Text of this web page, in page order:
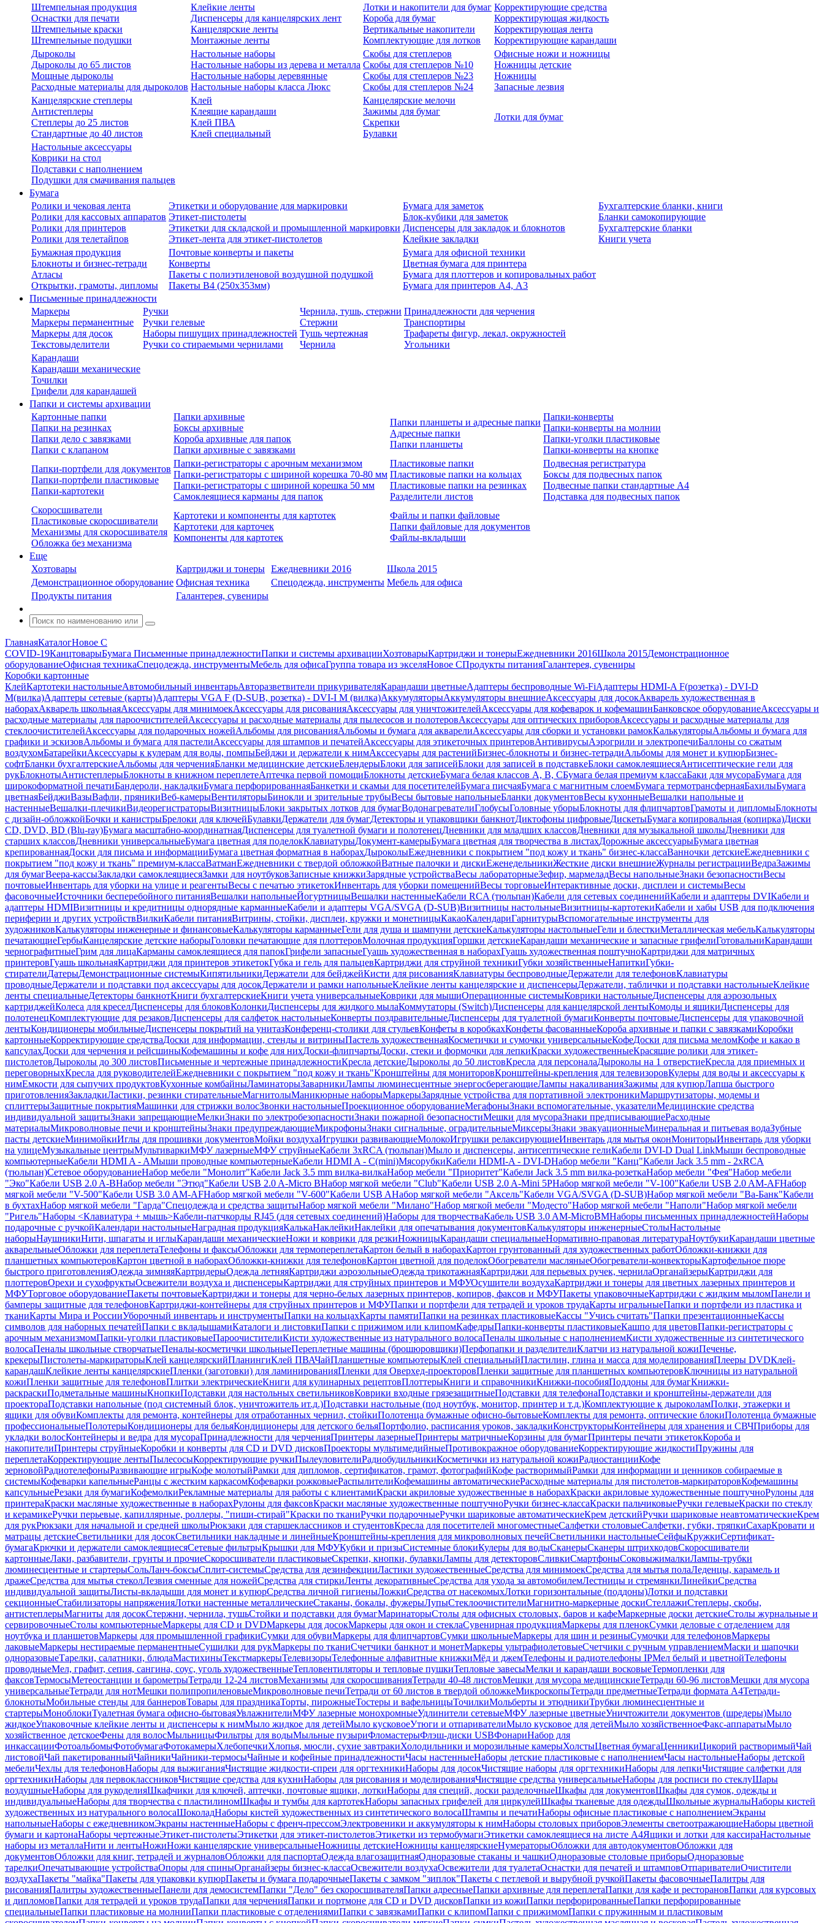
Штемпельная продукция
Оснастки для печати
Штемпельные краски
Штемпельные подушки
Клейкие ленты
Диспенсеры для канцелярских лент
Канцелярские ленты
Монтажные ленты
Лотки и накопители для бумаг
Короба для бумаг
Вертикальные накопители
Комплектующие для лотков
Корректирующие средства
Корректирующая жидкость
Корректирующая лента
Корректирующие карандаши
Дыроколы
Дыроколы до 65 листов
Мощные дыроколы
Расходные материалы для дыроколов
Настольные наборы
Настольные наборы из дерева и металла
Настольные наборы деревянные
Настольные наборы класса Люкс
Скобы для степлеров
Скобы для степлеров №10
Скобы для степлеров №23
Скобы для степлеров №24
Офисные ножи и ножницы
Ножницы детские
Ножницы
Запасные лезвия
Канцелярские степлеры
Антистеплеры
Степлеры до 25 листов
Стандартные до 40 листов
Клей
Клеящие карандаши
Клей ПВА
Клей специальный
Канцелярские мелочи
Зажимы для бумаг
Скрепки
Булавки
Лотки для бумаг
Настольные аксессуары
Коврики на стол
Подставки с наполнением
Подушки для смачивания пальцев
Бумага
Ролики и чековая лента
Ролики для кассовых аппаратов
Ролики для принтеров
Ролики для телетайпов
Этикетки и оборудование для маркировки
Этикет-пистолеты
Этикетки для складской и промышленной маркировки
Этикет-лента для этикет-пистолетов
Бумага для заметок
Блок-кубики для заметок
Диспенсеры для закладок и блокнотов
Клейкие закладки
Бухгалтерские бланки, книги
Бланки самокопирующие
Бухгалтерские бланки
Книги учета
Бумажная продукция
Блокноты и бизнес-тетради
Атласы
Открытки, грамоты, дипломы
Почтовые конверты и пакеты
Конверты
Пакеты с полиэтиленовой воздушной подушкой
Пакеты В4 (250х353мм)
Бумага для офисной техники
Цветная бумага для принтера
Бумага для плоттеров и копировальных работ
Бумага для принтеров А4, А3
Письменные принадлежности
Маркеры
Маркеры перманентные
Маркеры для досок
Текстовыделители
Ручки
Ручки гелевые
Наборы пишущих принадлежностей
Ручки со стираемыми чернилами
Чернила, тушь, стержни
Стержни
Тушь чертежная
Чернила
Принадлежности для черчения
Транспортиры
Трафареты фигур, лекал, окружностей
Угольники
Карандаши
Карандаши механические
Точилки
Грифели для карандашей
Папки и системы архивации
Картонные папки
Папки на резинках
Папки дело с завязками
Папки с клапаном
Папки архивные
Боксы архивные
Короба архивные для папок
Папки архивные с завязками
Папки планшеты и адресные папки
Адресные папки
Папки планшеты
Папки-конверты
Папки-конверты на молнии
Папки-уголки пластиковые
Папки-конверты на кнопке
Папки-портфели для документов
Папки-портфели пластиковые
Папки-картотеки
Папки-регистраторы с арочным механизмом
Папки-регистраторы с шириной корешка 70-80 мм
Папки-регистраторы с шириной корешка 50 мм
Самоклеящиеся карманы для папок
Пластиковые папки
Пластиковые папки на кольцах
Пластиковые папки на резинках
Разделители листов
Подвесная регистратура
Боксы для подвесных папок
Подвесные папки стандартные А4
Подставка для подвесных папок
Скоросшиватели
Пластиковые скоросшиватели
Механизмы для скоросшивателя
Обложка без механизма
Картотеки и компоненты для картотек
Картотеки для карточек
Компоненты для картотек
Файлы и папки файловые
Папки файловые для документов
Файлы-вкладыши
Еще
Хозтовары
Картриджи и тонеры Ежедневники 2016
Школа 2015
Демонстрационное оборудование Офисная техника Спецодежда, инструменты Мебель для офиса
Продукты питания
Галантерея, сувениры
ГлавнаяКаталогНовое С
COVID-19КанцтоварыБумага Письменные принадлежностиПапки и системы архивацииХозтоварыКартриджи и тонерыЕжедневники 2016Школа 2015Демонстрационное
оборудованиеОфисная техникаСпецодежда, инструментыМебель для офисаГруппа товара из экселяНовое СПродукты питанияГалантерея, сувениры
Коробки картонные
КлейКартотеки настольныеАвтомобильный инвентарьАвторазветвители прикуривателяКарандаши цветныеАдаптеры беспроводные Wi-FiАдаптеры HDMI-A F(розетка) - DVI-D
M(вилка)Адаптеры сетевые (карты)Адаптеры VGA F (D-SUB, розетка) - DVI-I M (вилка)АккумуляторыАккумуляторы внешниеАксессуары для досокАкварель художественная в
наборахАкварель школьнаяАксессуары для минимоекАксессуары для рисованияАксессуары для уничтожителейАксессуары для кофеварок и кофемашинБанковское оборудованиеАксессуары и
расходные материалы для пароочистителейАксессуары и расходные материалы для пылесосов и полотеровАксессуары для оптических приборовАксессуары и расходные материалы для
стеклоочистителейАксессуары для подарочных ножейАльбомы для рисованияАльбомы и бумага для акварелиАксессуары для сборки и установки рамокКалькуляторыАльбомы и бумага для
графики и эскизовАльбомы и бумага для пастелиАксессуары для штампов и печатейАксессуары для этикеточных принтеровАнтивирусыАэрогрили и электропечиБаллоны со сжатым
воздухомБатарейкиАксессуары к кулерам для воды, помпыБейджи и держатели к нимАкссесуары для растенийБизнес-блокноты и бизнес-тетрадиАльбомы для монет и купюрБизнес-
софтБланки бухгалтерскиеАльбомы для черченияБланки медицинские детскиеБлендерыБлоки для записейБлоки для записей в подставкеБлоки самоклеящиесяАнтисептические гели для
рукБлокнотыАнтистеплерыБлокноты в книжном переплетеАптечка первой помощиБлокноты детскиеБумага белая классов А, В, СБумага белая премиум классаБаки для мусораБумага для
широкоформатной печатиБандероли, накладкиБумага перфорированнаяБанкетки и скамьи для посетителейБумага писчаяБумага с магнитным слоемБумага термотрансфернаяБахилыБумага
цветнаяБейджиВазыВафли, пряникиВеб-камерыВентиляторыБинокли и зрительные трубыВесы бытовые напольныеБланки документовВесы кухонныеВешалки напольные и
настенныеВешалки-плечикиВидеорегистраторыВизитницыБлоки закрытых лотков для бумагВодонагревателиГлобусыГоловные уборыБлокноты для флипчартовГрамоты и дипломыБлокноты
с дизайн-обложкойБочки и канистрыБрелоки для ключейБулавкиДержатели для бумагДетекторы и упаковщики банкнотДиктофоны цифровыеДискетыБумага копировальная (копирка)Диски
CD, DVD, BD (Blu-ray)Бумага масштабно-координатнаяДиспенсеры для туалетной бумаги и полотенецДневники для младших классовДневники для музыкальной школыДневники для
старших классовДневники универсальныеБумага цветная для поделокКлавиатурыДокумент-камерыБумага цветная для творчества в листахДорожные аксессуарыБумага цветная
крепированнаяДоски для письма и информацииБумага цветная форматная в наборахДыроколыЕжедневники с покрытием "под кожу и ткань" бизнес-классаВанночки детскиеЕжедневники с
покрытием "под кожу и ткань" премиум-классаВатманЕжедневники с твердой обложкойВатные палочки и дискиЕженедельникиЖесткие диски внешниеЖурналы регистрацииВедраЗажимы
для бумагВеера-кассыЗакладки самоклеящиесяЗамки для ноутбуковЗаписные книжкиЗарядные устройстваВесы лабораторныеЗефир, мармеладВесы напольныеЗнаки безопасностиВесы
почтовыеИнвентарь для уборки на улице и реагентыВесы с печатью этикетокИнвентарь для уборки помещенийВесы торговыеИнтерактивные доски, дисплеи и системыВесы
фасовочныеИсточники бесперебойного питанияВешалки напольныеЙогуртницыВешалки настенныеКабели RCA (тюльпан)Кабели для сетевых соединенийКабели и адаптеры DVIКабели и
адаптеры HDMIВизитницы и кредитницы однорядные карманныеКабели и адаптеры VGA/SVGA (D-SUB)Визитницы настольныеВизитницы-картотекиКабели и хабы USB для подключения
периферии и других устройствВилкиКабели питанияВитрины, стойки, дисплеи, кружки и монетницыКакаоКалендариГарнитурыВспомогательные инструменты для
художниковКалькуляторы инженерные и финансовыеКалькуляторы карманныеГели для душа и шампуни детскиеКалькуляторы настольныеГели и блесткиМеталлическая мебельКалькуляторы
печатающиеГербыКанцелярские детские наборыГоловки печатающие для плоттеровМолочная продукцияГоршки детскиеКарандаши механические и запасные грифелиГотовальниКарандаши
чернографитныеГрим для лицаКарманы самоклеящиеся для папокГрифели запасныеГуашь художественная в наборахГуашь художественная поштучноКартриджи для матричных
принтеровГуашь школьнаяКартриджи для принтеров этикетокГубка и гель для пальцевКартриджи для струйной техникиГубки хозяйственныеНапиткиГубки-
стирателиДатерыДемонстрационные системыКипятильникиДержатели для бейджейКисти для рисованияКлавиатуры беспроводныеДержатели для телефоновКлавиатуры
проводныеДержатели и подставки под аксессуары для досокДержатели и рамки напольныеКлейкие ленты канцелярские и диспенсерыДержатели, таблички и подставки настольныеКлейкие
ленты специальныеДетекторы банкнотКниги бухгалтерскиеКниги учета универсальныеКоврики для мышиОперационные системыКоврики настольныеДиспенсеры для аэрозольных
картриджейКолеса для креселДиспенсеры для блоковКолонкиДиспенсеры для жидкого мылаКоммутаторы (Switch)Диспенсеры для канцелярской лентыКомоды и ящикиДиспенсеры для
полотенецКомплектующие для резаковДиспенсеры для салфеток настольныеКонверты поздравительныеДиспенсеры для туалетной бумагиКонверты почтовыеДиспенсеры для упаковочной
лентыКондиционеры мобильныеДиспенсеры покрытий на унитазКонференц-столики для стульевКонфеты в коробкахКонфеты фасованныеКороба архивные и папки с завязкамиКоробки
картонныеКорректирующие средстваДоски для информации, стенды и витриныПастель художественнаяКосметички и сумочки универсальныеКофеДоски для письма меломКофе и какао в
капсулахДоски для черчения и рейсшиныКофемашины и кофе для нихДоски-флипчартыДоски, стеки и формочки для лепкиКраски художественныеКрасящие ролики для этикет-
пистолетовДыроколы до 300 листовПисьменные и чертежные принадлежностиКресла детскиеДыроколы до 50 листовКресла для персоналаДыроколы на 1 отверстиеКресла для приемных и
переговорныхКресла для руководителейЕжедневники с покрытием "под кожу и ткань"Кронштейны для мониторовКронштейны-крепления для телевизоровКулеры для воды и аксессуары к
нимЕмкости для сыпучих продуктовКухонные комбайныЛаминаторыЗаварникиЛампы люминесцентные энергосберегающиеЛампы накаливанияЗажимы для купюрЛапша быстрого
приготовленияЗакладкиЛастики, резинки стирательныеМагнитолыМаникюрные наборыМаркерыЗарядные устройства для портативной электроникиМаршрутизаторы, модемы и
сплиттерыЗащитные покрытияМашинки для стрижки волосЗвонки настольныеПроекционное оборудованиеМегафоныЗнаки вспомогательные, указателиМедицинские средства
индивидуальной защитыЗнаки запрещающиеМелкиЗнаки по электробезопасностиЗнаки пожарной безопасностиМешки для мусораЗнаки предписывающиеРасходные
материалыМикроволновые печи и кронштейныЗнаки предупреждающиеМикрофоныЗнаки сигнальные, оградительныеМиксерыЗнаки эвакуационныеМинеральная и питьевая водаЗубные
пасты детскиеМинимойкиИглы для прошивки документовМойки воздухаИгрушки развивающиеМолокоИгрушки релаксирующиеИнвентарь для мытья оконМониторыИнвентарь для уборки
на улицеМузыкальные центрыМультиваркиМФУ лазерныеМФУ струйныеКабели 3xRCA (тюльпан)Мыло и диспенсеры, антисептические гелиКабели DVI-D Dual LinkМыши беспроводные
компьютерныеКабели HDMI A - AМыши проводные компьютерныеКабели HDMI A - C(mini)МясорубкиКабели HDMI-A - DVI-DНабор мебели "Канц"Кабели Jack 3.5 mm - 2xRCA
(тюльпан)Сетевое оборудованиеНабор мебели "Монолит"Кабели Jack 3.5 mm вилка-вилкаНабор мебели "Приоритет"Кабели Jack 3.5 mm вилка-розеткаНабор мебели "Фея"Набор мебели
"Эко"Кабели USB 2.0 A-BНабор мебели "Этюд"Кабели USB 2.0 A-Micro BНабор мягкой мебели "Club"Кабели USB 2.0 A-Mini 5PНабор мягкой мебели "V-100"Кабели USB 2.0 AM-AFНабор
мягкой мебели "V-500"Кабели USB 3.0 AM-AFНабор мягкой мебели "V-600"Кабели USB AНабор мягкой мебели "Аксель"Кабели VGA/SVGA (D-SUB)Набор мягкой мебели "Ва-Банк"Кабели
в бухтахНабор мягкой мебели "Гарда"Спецодежда и средства защитыНабор мягкой мебели "Милано"Набор мягкой мебели "Модесто"Набор мягкой мебели "Наполи"Набор мягкой мебели
"Ригель"Наборы <Клавиатура + мышь>Кабели-патчкорды RJ45 (для сетевых соединений)Наборы для творчестваКабель USB 3.0 AM-MicroBMНаборы письменных принадлежностейНаборы
подарочные с ручкойКалендари настольныеНаградная продукцияКалькаНаклейкиНаклейки для опечатывания документовКалькуляторы инженерныеСтолыНастольные
наборыНаушникиНити, шпагаты и иглыКарандаши механическиеНожи и коврики для резкиНожницыКарандаши специальныеНормативно-правовая литератураНоутбукиКарандаши цветные
акварельныеОбложки для переплетаТелефоны и факсыОбложки для термопереплетаКартон белый в наборахКартон грунтованный для художественных работОбложки-книжки для
планшетных компьютеровКартон цветной в наборахОбложки-книжки для телефоновКартон цветной для поделокОбогреватели масляныеОбогреватели-конвекторыКартофельное пюре
быстрого приготовленияОдежда зимняяКартридерыОдежда летняяКартриджи аэрозольныеОдежда трикотажнаяКартриджи для перьевых ручек, чернилаОрганайзерыКартриджи для
плоттеровОрехи и сухофруктыОсвежители воздуха и диспенсерыКартриджи для струйных принтеров и МФУОсушители воздухаКартриджи и тонеры для цветных лазерных принтеров и
МФУТорговое оборудованиеПакеты почтовыеКартриджи и тонеры для черно-белых лазерных принтеров, копиров, факсов и МФУПакеты упаковочныеКартриджи с жидким мыломПанели и
бамперы защитные для телефоновКартриджи-контейнеры для струйных принтеров и МФУПапки и портфели для тетрадей и уроков трудаКарты игральныеПапки и портфели из пластика и
тканиКарты Мира и РоссииУборочный инвентарь и инструментыПапки на кольцахКарты памятиПапки на резинках пластиковыеКассы "Учись считать"Папки презентационныеКассы
символов для наборных печатейПапки с вкладышамиКаталоги и листовкиПапки с прижимом или клипомКафедрыПапки-конверты пластиковыеКашпо для цветовПапки-регистраторы с
арочным механизмомПапки-уголки пластиковыеПароочистителиКисти художественные из натурального волосаПеналы школьные с наполнениемКисти художественные из синтетического
волосаПеналы школьные створчатыеПеналы-косметички школьныеПереплетные машины (брошюровщики)Перфопапки и разделителиКлатчи из натуральной кожиПеченье,
крекерыПистолеты-маркираторыКлей канцелярскийПланингиКлей ПВАЧайПланшетные компьютерыКлей специальныйПластилин, глина и масса для моделированияПлееры DVDКлей-
карандашКлейкие ленты канцелярскиеПленки (заготовки) для ламинированияПленки для Оверхед-проекторовПленки защитные для планшетных компьютеровКлючницы из натуральной
кожиПленки защитные для телефоновПлитки электрическиеКниги для кулинарных рецептовПлоттерыКниги и справочникиКнижки-пособияПоддоны для бумагКнижки-
раскраскиПодметальные машиныКнопкиПодставки для настольных светильниковКоврики входные грязезащитныеПодставки для телефонаПодставки и кронштейны-держатели для
проектораПодставки напольные (под системный блок, уничтожитель ит.д.)Подставки настольные (под ноутбук, монитор, принтер и т.д.)Комплектующие к дыроколамПолки, этажерки и
ящики для обувиКомплекты для ремонта, контейнеры для отработанных чернил, стойкиПолотенца бумажные офисно-бытовыеКомплекты для ремонта, оптические блокиПолотенца бумажные
профессиональныеПолотерыКондиционеры для бельяКондиционеры для детского бельяПортфолио, расписания уроков, закладкиКонструкторыКонтейнеры для хранения и СВЧПриборы для
укладки волосКонтейнеры и ведра для мусораПринадлежности для черченияПринтеры лазерныеПринтеры матричныеКорзины для бумагПринтеры печати этикетокКороба и
накопителиПринтеры струйныеКоробки и конверты для CD и DVD дисковПроекторы мультимедийныеПротивокражное оборудованиеКорректирующие жидкостиПружины для
переплетаКорректирующие лентыПылесосыКорректирующие ручкиПылеуловителиРадиобудильникиКосметички из натуральной кожиРадиостанцииКофе
зерновойРадиотелефоныРазвивающие игрыКофе молотыйРамки для дипломов, сертификатов, грамот, фотографийКофе растворимыйРамки для информации и ценников собираемые в
системыКофеварки капельныеРанцы с жестким каркасомКофеварки рожковыеРаспылителиКофемашины автоматическиеРасходные материалы для пистолетов-маркираторовКофемашины
капсульныеРезаки для бумагиКофемолкиРекламные материалы для работы с клиентамиКраски акриловые художественные в наборахКраски акриловые художественные поштучноРулоны для
принтераКраски масляные художественные в наборахРулоны для факсовКраски масляные художественные поштучноРучки бизнес-классаКраски пальчиковыеРучки гелевыеКраски по стеклу
и керамикеРучки перьевые, капиллярные, роллеры, "пиши-стирай"Краски по тканиРучки подарочныеРучки шариковые автоматическиеКрем детскийРучки шариковые неавтоматическиеКрем
для рукРюкзаки для начальной и средней школыРюкзаки для старшеклассников и студентовКресла для посетителей многоместныеСалфетки столовыеСалфетки, губки, тряпкиСахарКровати и
матрацы детскиеСветильники для досокСветильники накладные и линейныеКронштейны-крепления для микроволновых печейСветильники настольныеСейфыКружкиСертификат-
бумагаКрючки и держатели самоклеящиесяСетевые фильтрыКрышки для МФУКубки и призыСистемные блокиКулеры для водыСканерыСканеры штрихкодовСкоросшиватели
картонныеЛаки, разбавители, грунты и прочиеСкоросшиватели пластиковыеСкрепки, кнопки, булавкиЛампы для детекторовСливкиСмартфоныСоковыжималкиЛампы-трубки
люминесцентные и стартерыСольЛанч-боксыСплит-системыСредства для дезинфекцииЛастики художественныеСредства для минимоекСредства для мытья полаЛеденцы, карамель и
дражеСредства для мытья стеколЛезвия сменные для ножейСредства для стиркиЛенты декоративныеСредства для ухода за автомобилемЛестницы и стремянкиЛинейкиСредства
индивидуальной защитыЛисты-вкладыши для монет и купюрСредства личной гигиеныЛожкиСредства от насекомыхЛотки горизонтальные (поддоны)Лотки и подставки
секционныеСтабилизаторы напряженияЛотки настенные металлическиеСтаканы, бокалы, фужерыЛупыСтеклоочистителиМагнитно-маркерные доскиСтеллажиСтеплеры, скобы,
антистеплерыМагниты для досокСтержни, чернила, тушьСтойки и подставки для бумагМаринаторыСтолы для офисных столовых, баров и кафеМаркерные доски детскиеСтолы журнальные и
сервировочныеСтолы компьютерныеМаркеры для CD и DVDМаркеры для досокМаркеры для окон и стеклаСувенирная продукцияМаркеры для пленокСумки деловые с отделением для
ноутбука и планшетовМаркеры для промышленной графикиСумки для обувиМаркеры для флипчартовСумки школьныеМаркеры для шин и резиныСумочки для телефоновМаркеры
лаковыеМаркеры нестираемые перманентныеСушилки для рукМаркеры по тканиСчетчики банкнот и монетМаркеры ультрафиолетовыеСчетчики с ручным управлениемМаски и шапочки
одноразовыеТарелки, салатники, блюдаМастихиныТекстмаркерыТелевизорыТелефонные алфавитные книжкиМёд и джемТелефоны и радиотелефоны IPМел белый и цветнойТелефоны
проводныеМел, графит, сепия, сангина, соус, уголь художественныеТепловентиляторы и тепловые пушкиТепловые завесыМелки и карандаши восковыеТермопленки для
факсовТермосыМетеостанции и барометрыТетради 12-24 листовМеханизмы для скоросшиванияТетради 40-48 листовМешки для мусора медицинскиеТетради 60-96 листовМешки для мусора
универсальныеТетради для нотМешки полипропиленовыеМикроволновые печиТетради от 60 листов в твердой обложкеМикроскопыТетради предметныеТетради формата А4Тетради-
блокнотыМобильные стенды для баннеровТовары для праздникаТорты, пирожныеТостеры и вафельницыТочилкиМольберты и этюдникиТрубки люминесцентные и
стартерыМоноблокиТуалетная бумага офисно-бытоваяУвлажнителиМФУ лазерные монохромныеУдлинители сетевыеМФУ лазерные цветныеУничтожители документов (шредеры)Мыло
жидкоеУпаковочные клейкие ленты и диспенсеры к нимМыло жидкое для детейМыло кусковоеУтюги и отпаривателиМыло кусковое для детейМыло хозяйственноеФакс-аппаратыМыло
хозяйственное детскоеФены для волосМыльницыФильтры для водыМыльные пузыриФломастерыФлэш-диски USBФонариНабор для
инкассацииФотоальбомыФотобумагаФотокамерыХлебопечкиХлопья, мюсли, сухие завтракиХолодильники и морозильные камерыХолстыЦветная бумагаЦенникиЦикорий растворимыйЧай
листовойЧай пакетированныйЧайникиЧайники-термосыЧайные и кофейные принадлежностиЧасы настенныеНаборы детские пластиковые с наполнениемЧасы настольныеНаборы детской
мебелиЧехлы для телефоновНаборы для выжиганияЧистящие жидкости-спреи для оргтехникиНаборы для досокЧистящие наборы для оргтехникиНаборы для лепкиЧистящие салфетки для
оргтехникиНаборы для первоклассниковЧистящие средства для кухниНаборы для рисования и моделированияЧистящие средства универсальныеНаборы для росписи по стеклуШары
воздушныеНаборы для рукоделияШкафчики для ключей, аптечки, почтовые ящики, лоткиНаборы для специй, доски разделочныеШкафы для документовШкафы для сумок, одежды и
индивидуальныеНаборы для творчества с пластилиномШкафы и тумбы для картотекНаборы запасных грифелей для циркулейШкафы тканевые для одеждыШкольные журналыНаборы кистей
художественных из натурального волосаШоколадНаборы кистей художественных из синтетического волосаШтампы и печатиНаборы офисные пластиковые с наполнениемЭкраны
напольныеНаборы с ежедневникомЭкраны настенныеНаборы с френч-прессомЭлектровеники и аккумуляторы к нимНаборы столовых приборовЭлементы светоотражающиеНаборы цветной
бумаги и картонаНаборы чертежныеЭтикет-пистолетыЭтикетки для этикет-пистолетовЭтикетки из термобумагиЭтикетки самоклеящиеся на листе А4Ящики и лотки для кассираНастольные
наборы из металлаНити и лентыНожиНожи канцелярские универсальныеНожницы детскиеНожницы канцелярскиеНумераторыОбложки для автодокументовОбложки для
документовОбложки для книг, тетрадей и журналовОбложки для паспортаОдежда влагозащитнаяОдноразовые стаканы и чашкиОдноразовые столовые приборыОдноразовые
тарелкиОпечатывающие устройстваОпоры для спиныОрганайзеры бизнес-классаОсвежители воздухаОсвежители для туалетаОснастки для печатей и штамповОтпаривателиОчистители
воздухаПакеты "майка"Пакеты для упаковки купюрПакеты и бумага подарочныеПакеты с замком "зиплок"Пакеты с петлевой и вырубной ручкойПакеты фасовочныеПалитры для
рисованияПалитры художественныеПанели для демосистемПапки "Дело" без скоросшивателяПапки адресныеПапки архивные для переплетаПапки для кафе и ресторановПапки для курсовых
и дипломовПапки для тетрадей и уроков трудаПапки для черченияПапки и портмоне для CD и DVD дисковПапки из кожиПапки перфорированныеПапки перфорированные
специальныеПапки пластиковые на молнииПапки пластиковые с отделениямиПапки с завязкамиПапки с клипомПапки с прижимомПапки с пружинным и пластиковым